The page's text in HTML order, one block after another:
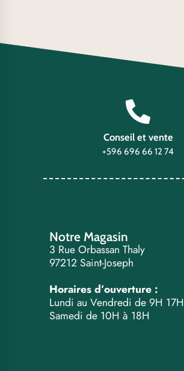
Conseil et vente
+596 696 66 12 74
Notre Magasin
3 Rue Orbassan Thaly
97212 Saint-Joseph
Horaires d’ouverture :
Lundi au Vendredi de 9H 17H
Samedi de 10H à 18H